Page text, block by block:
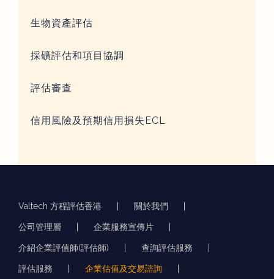
生物資產評估
採礦評估和項目協調
評估審查
信用風險及預期信用損失ECL
Valtech 方程評估香港 關於我們
公司管理層 企業服務宣傳片
介紹企業評值師(評估師) 查詢評估服務
評估服務 企業估值及交易諮詢